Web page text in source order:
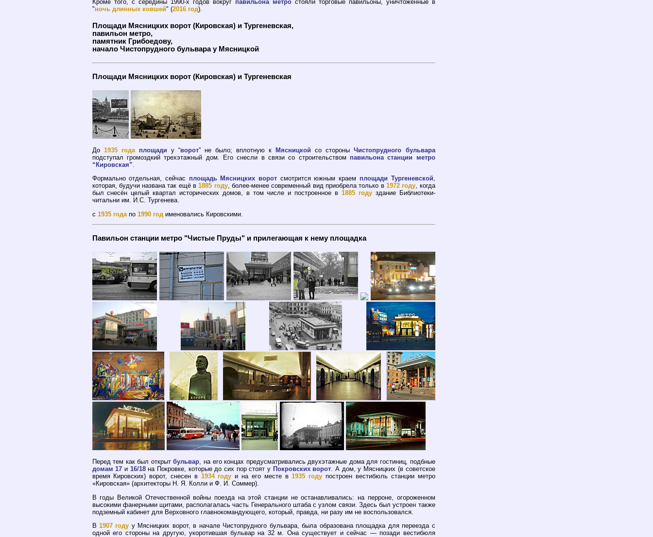
Кроме того, с середины 1990-х годов вокруг павильона метростояли торговые павильоны, уничтоженные в
"ночь длинных ковшей" (2016 год).
Площади Мясницких ворот (Кировская) и Тургеневская,
павильон метро,
памятник Грибоедову,
начало Чистопрудного бульвара у Мясницкой
Площади Мясницких ворот (Кировская) и Тургеневская
До 1935 года площади у “ворот” не было; вплотную к Мясницкой со стороныЧистопрудного бульвара
подступал громоздкий трехэтажный дом. Его снесли в связи со строительством павильона станции метро
“Кировская”
Формально отдельная, сейчас площадь Мясницких ворот смотрится южным краем площади Тургеневской,
которая, будучи названа так ещё в1885 году, более-менее современный вид приобрела только в 1972 году, когда
был снесён целый квартал исторических домов, в том числе и построенное в 1885 годуздание Библиотеки-
читальни им. И.С. Тургенева.
с 1935 годапо 1990 годименовались Кировскими.
Павильон станции метро "Чистые Пруды" и прилегающая к нему площадка
Перед тем как был открытбульвар, на его концах предусматривались двухэтажные дома для гостиниц, подбные
домам 17 и 16/18на Покровке, которые до сих пор стоят у Покровских ворот. А дом, у Мясницких (в советское
время Кировских) ворот, снесен в 1934 году и на его месте в1935 году построен вестибюль станции метро
«Кировская» (архитекторы Н. Я. Колли и Ф. И. Соммер).
В годы Великой Отечественной войны поезда на этой станции не останавливались: на перроне, огороженном
высокими фанерными щитами, располагалась часть Генерального штаба с узлом связи. Здесь был устроен также
подземный кабинет для Верховного главнокомандующего, который, правда, ни разу им не воспользовался.
В 1907 году у Мясницких ворот, в начале Чистопрудного бульвара, была образована площадка для переезда с
одной его стороны на другую, укоротившая бульвар на 32 м. Она существует и сейчас — позади вестибюля